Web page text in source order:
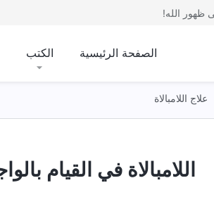
ظهور الله!
الصفحة الرئيسية الكتب
علاج اللامبالاة
اللامبالاة في القيام